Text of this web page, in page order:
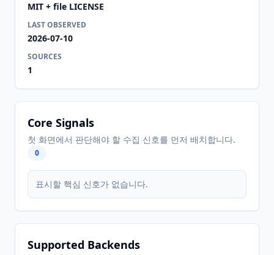
MIT + file LICENSE
LAST OBSERVED
2026-07-10
SOURCES
1
Core Signals
첫 화면에서 판단해야 할 수집 신호를 먼저 배치합니다.
0
표시할 핵심 신호가 없습니다.
Supported Backends